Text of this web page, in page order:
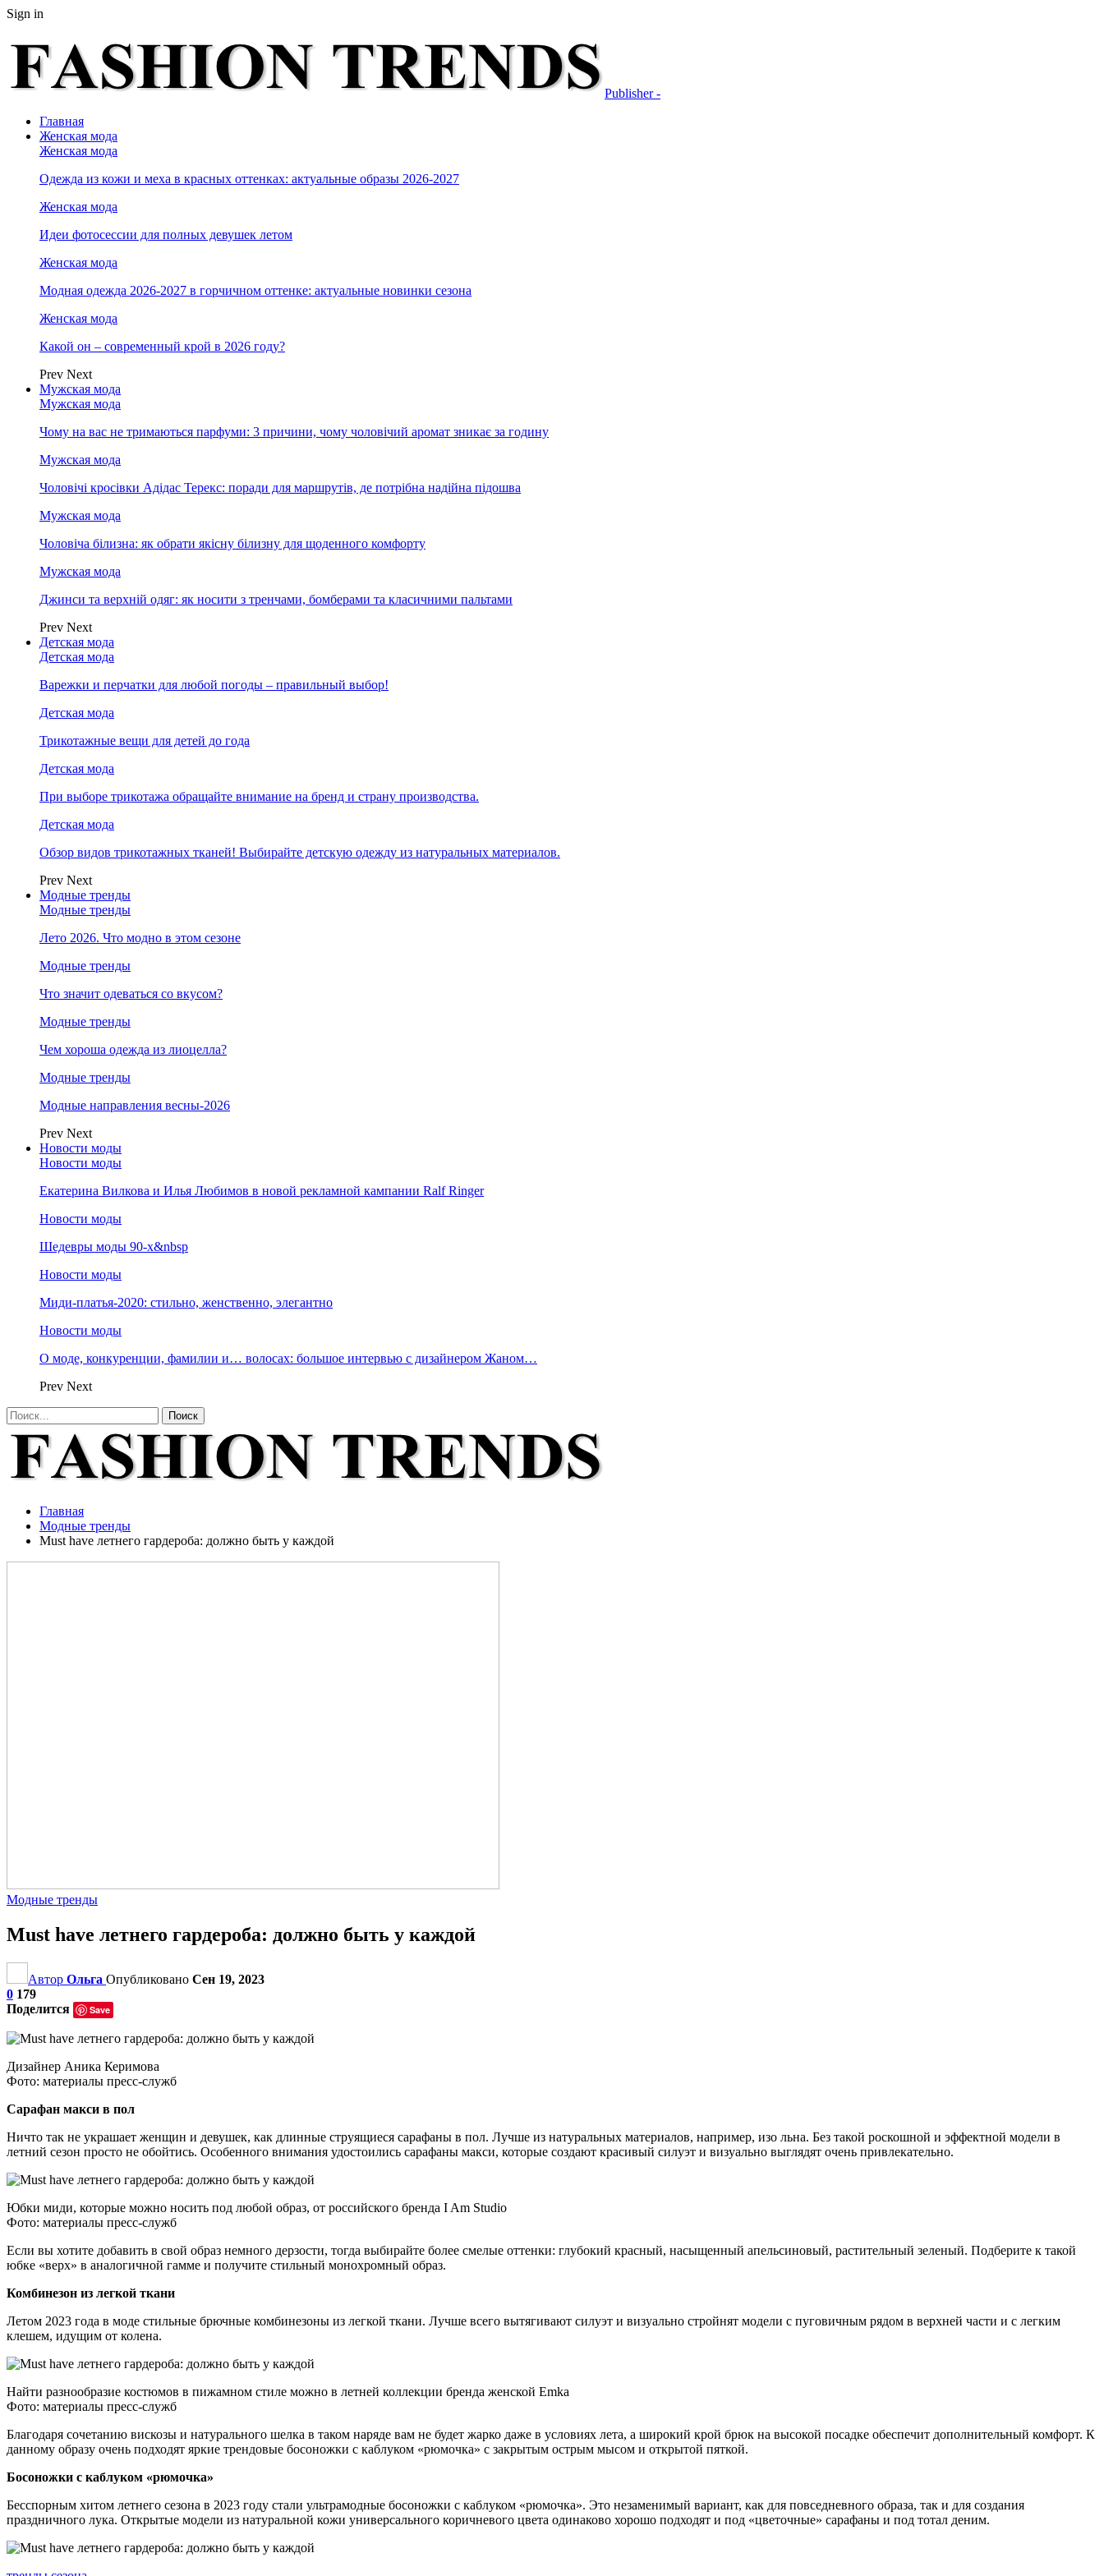
Sign in
Publisher -
Главная
Женская мода
Женская мода
Одежда из кожи и меха в красных оттенках: актуальные образы 2026-2027
Женская мода
Идеи фотосессии для полных девушек летом
Женская мода
Модная одежда 2026-2027 в горчичном оттенке: актуальные новинки сезона
Женская мода
Какой он – современный крой в 2026 году?
Prev Next
Мужская мода
Мужская мода
Чому на вас не тримаються парфуми: 3 причини, чому чоловічий аромат зникає за годину
Мужская мода
Чоловічі кросівки Адідас Терекс: поради для маршрутів, де потрібна надійна підошва
Мужская мода
Чоловіча білизна: як обрати якісну білизну для щоденного комфорту
Мужская мода
Джинси та верхній одяг: як носити з тренчами, бомберами та класичними пальтами
Prev Next
Детская мода
Детская мода
Варежки и перчатки для любой погоды – правильный выбор!
Детская мода
Трикотажные вещи для детей до года
Детская мода
При выборе трикотажа обращайте внимание на бренд и страну производства.
Детская мода
Обзор видов трикотажных тканей! Выбирайте детскую одежду из натуральных материалов.
Prev Next
Модные тренды
Модные тренды
Лето 2026. Что модно в этом сезоне
Модные тренды
Что значит одеваться со вкусом?
Модные тренды
Чем хороша одежда из лиоцелла?
Модные тренды
Модные направления весны-2026
Prev Next
Новости моды
Новости моды
Екатерина Вилкова и Илья Любимов в новой рекламной кампании Ralf Ringer
Новости моды
Шедевры моды 90-х&nbsp
Новости моды
Миди-платья-2020: стильно, женственно, элегантно
Новости моды
О моде, конкуренции, фамилии и… волосах: большое интервью с дизайнером Жаном…
Prev Next
Главная
Модные тренды
Must have летнего гардероба: должно быть у каждой
Модные тренды
Must have летнего гардероба: должно быть у каждой
Автор Ольга Опубликовано Сен 19, 2023
0 179
Поделится
Save
Дизайнер Аника Керимова
Фото: материалы пресс-служб
Сарафан макси в пол
Ничто так не украшает женщин и девушек, как длинные струящиеся сарафаны в пол. Лучше из натуральных материалов, например, изо льна. Без такой роскошной и эффектной модели в
летний сезон просто не обойтись. Особенного внимания удостоились сарафаны макси, которые создают красивый силуэт и визуально выглядят очень привлекательно.
Юбки миди, которые можно носить под любой образ, от российского бренда I Am Studio
Фото: материалы пресс-служб
Если вы хотите добавить в свой образ немного дерзости, тогда выбирайте более смелые оттенки: глубокий красный, насыщенный апельсиновый, растительный зеленый. Подберите к такой
юбке «верх» в аналогичной гамме и получите стильный монохромный образ.
Комбинезон из легкой ткани
Летом 2023 года в моде стильные брючные комбинезоны из легкой ткани. Лучше всего вытягивают силуэт и визуально стройнят модели с пуговичным рядом в верхней части и с легким
клешем, идущим от колена.
Найти разнообразие костюмов в пижамном стиле можно в летней коллекции бренда женской Emka
Фото: материалы пресс-служб
Благодаря сочетанию вискозы и натурального шелка в таком наряде вам не будет жарко даже в условиях лета, а широкий крой брюк на высокой посадке обеспечит дополнительный комфорт. К
данному образу очень подходят яркие трендовые босоножки с каблуком «рюмочка» с закрытым острым мысом и открытой пяткой.
Босоножки с каблуком «рюмочка»
Бесспорным хитом летнего сезона в 2023 году стали ультрамодные босоножки с каблуком «рюмочка». Это незаменимый вариант, как для повседневного образа, так и для создания
праздничного лука. Открытые модели из натуральной кожи универсального коричневого цвета одинаково хорошо подходят и под «цветочные» сарафаны и под тотал деним.